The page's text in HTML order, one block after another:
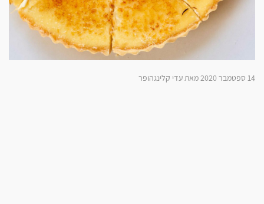
14 ספטמבר 2020 מאת עדי קלינגהופר